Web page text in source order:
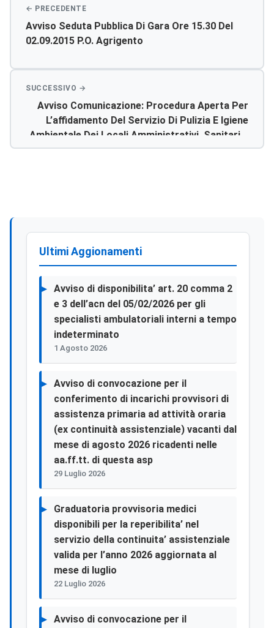
Avviso Seduta Pubblica Di Gara Ore 15.30 Del
02.09.2015 P.o. Agrigento
Avviso Comunicazione: Procedura Aperta Per
L’affidamento Del Servizio Di Pulizia E Igiene
Ambientale Dei Locali Amministrativi, Sanitari E
Ospedalieri Della Asp Di Agrigento – Codice Cig:
Ultimi Aggionamenti
Avviso di disponibilita’ art. 20 comma 2
e 3 dell’acn del 05/02/2026 per gli
specialisti ambulatoriali interni a tempo
indeterminato
1 Agosto 2026
Avviso di convocazione per il
conferimento di incarichi provvisori di
assistenza primaria ad attività oraria
(ex continuità assistenziale) vacanti dal
mese di agosto 2026 ricadenti nelle
aa.ff.tt. di questa asp
29 Luglio 2026
Graduatoria provvisoria medici
disponibili per la reperibilita’ nel
servizio della continuita’ assistenziale
valida per l’anno 2026 aggiornata al
mese di luglio
22 Luglio 2026
Avviso di convocazione per il